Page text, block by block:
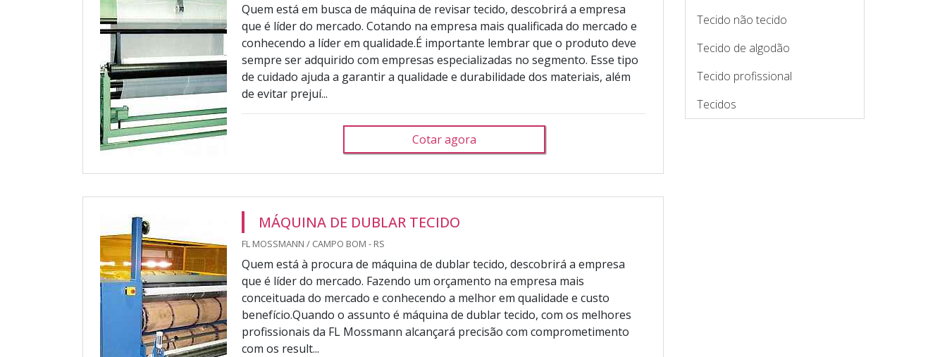
Quem está em busca de máquina de revisar tecido, descobrirá a empresa
que é líder do mercado. Cotando na empresa mais qualificada do mercado e
conhecendo a líder em qualidade.É importante lembrar que o produto deve
sempre ser adquirido com empresas especializadas no segmento. Esse tipo
de cuidado ajuda a garantir a qualidade e durabilidade dos materiais, além
de evitar prejuí...
Cotar agora
MÁQUINA DE DUBLAR TECIDO
FL MOSSMANN / CAMPO BOM - RS
Quem está à procura de máquina de dublar tecido, descobrirá a empresa
que é líder do mercado. Fazendo um orçamento na empresa mais
conceituada do mercado e conhecendo a melhor em qualidade e custo
benefício.Quando o assunto é máquina de dublar tecido, com os melhores
profissionais da FL Mossmann alcançará precisão com comprometimento
com os result...
Tecido não tecido
Tecido de algodão
Tecido profissional
Tecidos